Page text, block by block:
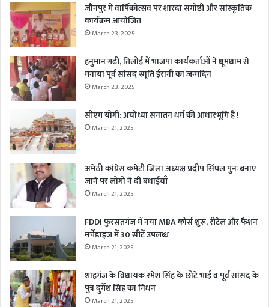
जौनपुर में वार्षिकोत्सव पर शारदा संगोष्ठी और सांस्कृतिक
कार्यक्रम आयोजित
March 23, 2025
हनुमान गढ़ी, तिलोई में भाजपा कार्यकर्ताओं ने धूमधाम से
मनाया पूर्व सांसद स्मृति ईरानी का जन्मदिन
March 23, 2025
सीएम योगी: अयोध्या सनातन धर्म की आधारभूमि है !
March 21, 2025
अमेठी कांग्रेस कमेटी जिला अध्यक्ष प्रदीप सिंघल पुनः बनाए
जाने पर लोगों ने दी बधाईयाँ
March 21, 2025
FDDI फुरसतगंज में नया MBA कोर्स शुरू, रीटेल और फैशन
मर्चेंडाइज में 30 सीटें उपलब्ध
March 21, 2025
शाहगंज के विधायक रमेश सिंह के छोटे भाई व पूर्व सांसद के
पुत्र दुर्गेश सिंह का निधन
March 21, 2025